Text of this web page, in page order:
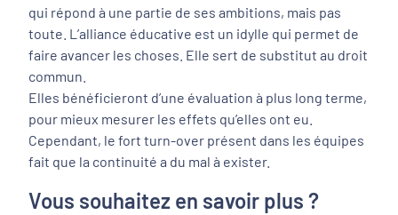
qui répond à une partie de ses ambitions, mais pas
toute. L’alliance éducative est un idylle qui permet de
faire avancer les choses. Elle sert de substitut au droit
commun.
Elles bénéficieront d’une évaluation à plus long terme,
pour mieux mesurer les effets qu’elles ont eu.
Cependant, le fort turn-over présent dans les équipes
fait que la continuité a du mal à exister.
Vous souhaitez en savoir plus ?